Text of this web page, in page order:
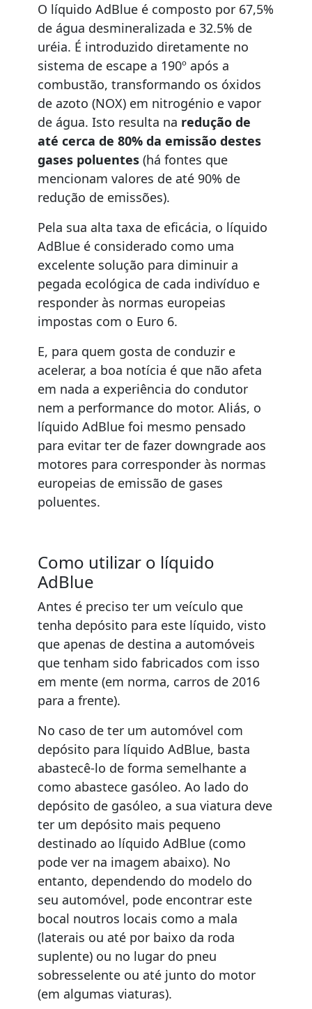
O líquido AdBlue é composto por 67,5%
de água desmineralizada e 32.5% de
uréia. É introduzido diretamente no
sistema de escape a 190º após a
combustão, transformando os óxidos
de azoto (NOX) em nitrogénio e vapor
de água. Isto resulta na redução de
até cerca de 80% da emissão destes
gases poluentes (há fontes que
mencionam valores de até 90% de
redução de emissões).
Pela sua alta taxa de eficácia, o líquido
AdBlue é considerado como uma
excelente solução para diminuir a
pegada ecológica de cada indivíduo e
responder às normas europeias
impostas com o Euro 6.
E, para quem gosta de conduzir e
acelerar, a boa notícia é que não afeta
em nada a experiência do condutor
nem a performance do motor. Aliás, o
líquido AdBlue foi mesmo pensado
para evitar ter de fazer downgrade aos
motores para corresponder às normas
europeias de emissão de gases
poluentes.
Como utilizar o líquido
AdBlue
Antes é preciso ter um veículo que
tenha depósito para este líquido, visto
que apenas de destina a automóveis
que tenham sido fabricados com isso
em mente (em norma, carros de 2016
para a frente).
No caso de ter um automóvel com
depósito para líquido AdBlue, basta
abastecê-lo de forma semelhante a
como abastece gasóleo. Ao lado do
depósito de gasóleo, a sua viatura deve
ter um depósito mais pequeno
destinado ao líquido AdBlue (como
pode ver na imagem abaixo). No
entanto, dependendo do modelo do
seu automóvel, pode encontrar este
bocal noutros locais como a mala
(laterais ou até por baixo da roda
suplente) ou no lugar do pneu
sobresselente ou até junto do motor
(em algumas viaturas).